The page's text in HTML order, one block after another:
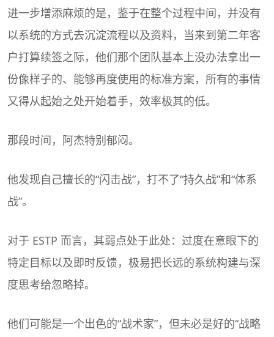
进一步增添麻烦的是，鉴于在整个过程中间，并没有
以系统的方式去沉淀流程以及资料，当来到第二年客
户打算续签之际，他们那个团队基本上没办法拿出一
份像样子的、能够再度使用的标准方案，所有的事情
又得从起始之处开始着手，效率极其的低。
那段时间，阿杰特别郁闷。
他发现自己擅长的“闪击战”，打不了“持久战”和“体系
战”。
对于 ESTP 而言，其弱点处于此处：过度在意眼下的
特定目标以及即时反馈，极易把长远的系统构建与深
度思考给忽略掉。
他们可能是一个出色的“战术家”，但未必是好的“战略